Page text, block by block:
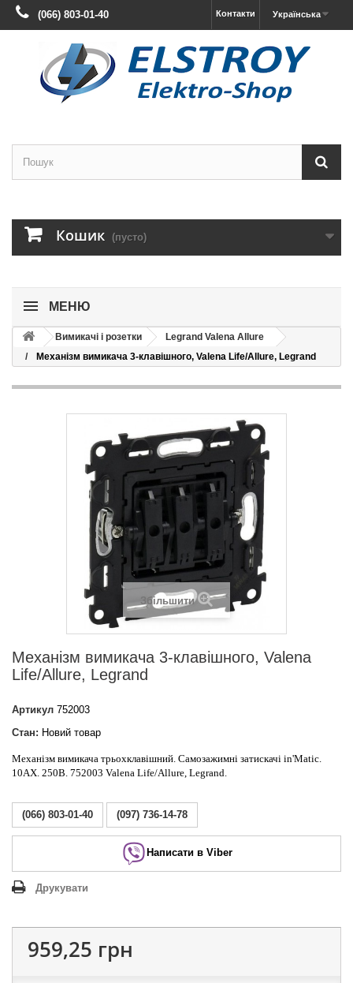
Українська
Контакти
(066) 803-01-40
Кошик (пусто)
МЕНЮ
Вимикачі і розетки
Legrand Valena Allure
Механізм вимикача 3-клавішного, Valena Life/Allure, Legrand
Збільшити
Механізм вимикача 3-клавішного, Valena
Life/Allure, Legrand
Артикул 752003
Стан: Новий товар
Механізм вимикача трьохклавішний. Самозажимні затискачі in'Matic.
10АХ. 250В. 752003 Valena Life/Allure, Legrand.
(066) 803-01-40 (097) 736-14-78
Написати в Viber
Друкувати
959,25 грн